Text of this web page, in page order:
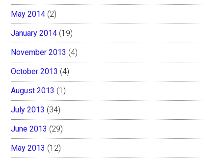
May 2014 (2)
January 2014 (19)
November 2013 (4)
October 2013 (4)
August 2013 (1)
July 2013 (34)
June 2013 (29)
May 2013 (12)